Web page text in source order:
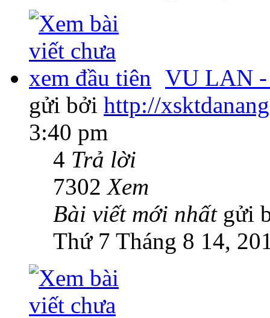
VU LAN -
gửi bởi http://
3:40 pm
4 Trả lời
7302Xem
Bài viết mới nhất gửi
Thứ 7 Tháng 8 14,